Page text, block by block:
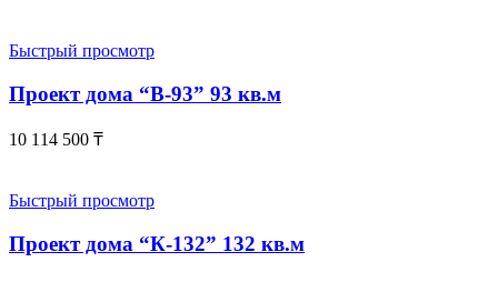
Быстрый просмотр
Проект дома “В-93” 93 кв.м
10 114 500 ₸
Быстрый просмотр
Проект дома “К-132” 132 кв.м